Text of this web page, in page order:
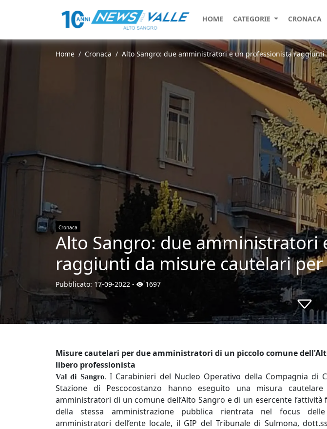
HOME CATEGORIE CRONACA
Home Cronaca Alto Sangro: due amministratori e un professionista raggiunti
Cronaca
Alto Sangro: due amministratori
raggiunti da misure cautelari
Pubblicato: 17-09-2022 - 1697
Misure cautelari per due amministratori di un piccolo comune
libero professionista
Val di Sangro.I Carabinieri del Nucleo Operativo della Compagnia di
Stazione di Pescocostanzo hanno eseguito una misura
amministratori di un comune dell’Alto Sangro e di un esercente
della stessa amministrazione pubblica rientrata nel focus delle
amministratori dell’ente locale, il GIP del Tribunale di Sulmona,